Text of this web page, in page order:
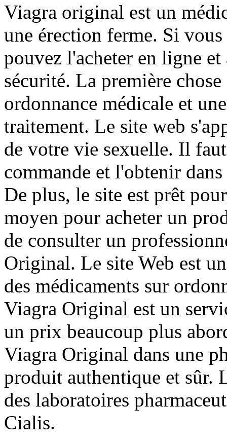
Viagra original est un
une érection ferme. Si
pouvez l'acheter en ligne
sécurité. La première
ordonnance médicale et
traitement. Le site web
de votre vie sexuelle. Il
commande et l'obtenir
De plus, le site est prêt
moyen pour acheter un
de consulter un
Original. Le site Web est
des médicaments sur
Viagra Original est un
un prix beaucoup plus
Viagra Original dans une
produit authentique et sûr.
des laboratoires
Cialis.